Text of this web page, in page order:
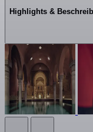
Highlights &